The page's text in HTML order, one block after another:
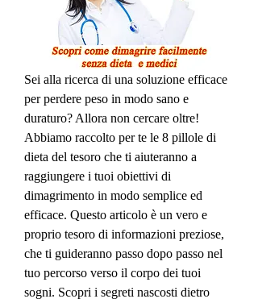
Sei alla ricerca di una soluzione efficace
per perdere peso in modo sano e
duraturo? Allora non cercare oltre!
Abbiamo raccolto per te le 8 pillole di
dieta del tesoro che ti aiuteranno a
raggiungere i tuoi obiettivi di
dimagrimento in modo semplice ed
efficace. Questo articolo è un vero e
proprio tesoro di informazioni preziose,
che ti guideranno passo dopo passo nel
tuo percorso verso il corpo dei tuoi
sogni. Scopri i segreti nascosti dietro